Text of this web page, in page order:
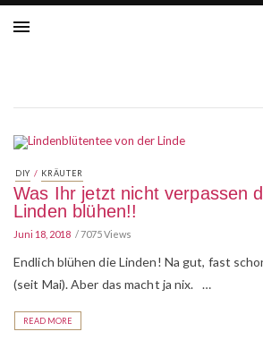
DIY / KRÄUTER
Was Ihr jetzt nicht verpassen
Linden blühen!!
Juni 18, 2018 7075 Views
Endlich blühen die Linden! Na gut, fast
(seit Mai). Aber das macht ja nix. …
READ MORE